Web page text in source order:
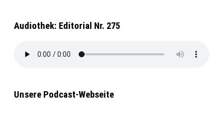
Audiothek: Editorial Nr. 275
Unsere Podcast-Webseite